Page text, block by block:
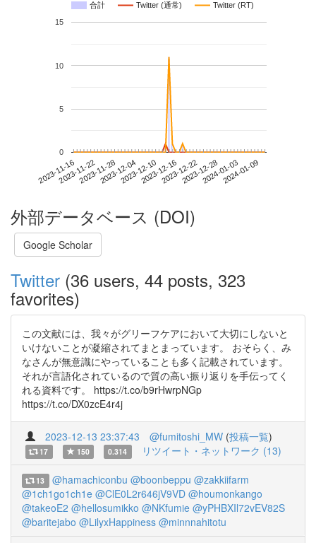
合計 Twitter (通常) Twitter (RT)
2023-11-162023-11-222023-11-282023-12-042023-12-102023-12-162023-12-222023-12-282024-01-032024-01-09
0
5
10
15
外部データベース (DOI)
Google Scholar
Twitter (36 users, 44 posts, 323
favorites)
この文献には、我々がグリーフケアにおいて大切にしないと
いけないことが凝縮されてまとまっています。 おそらく、み
なさんが無意識にやっていることも多く記載されています。
それが言語化されているので質の高い振り返りを手伝ってく
れる資料です。 https://t.co/b9rHwrpNGp
https://t.co/DX0zcE4r4j
2023-12-13 23:37:43 @fumitoshi_MW (投稿一覧)
17 150 0.314 リツイート・ネットワーク (13)
13 @hamachiconbu @boonbeppu @zakkiifarm
@1ch1go1ch1e @ClE0L2r646jV9VD @houmonkango
@takeoE2 @hellosumikko @NKfumie @yPHBXIl72vEV82S
@baritejabo @LilyxHappiness @minnnahitotu